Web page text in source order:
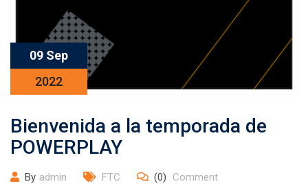
09 Sep
2022
Bienvenida a la temporada de
POWERPLAY
By admin FTC (0) Comment